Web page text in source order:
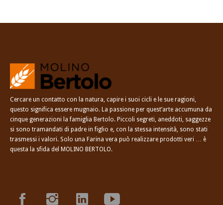
Cercare un contatto con la natura, capire i suoi cicli e le sue ragioni,
questo significa essere mugnaio. La passione per quest’arte accumuna da
cinque generazioni la famiglia Bertolo. Piccoli segreti, aneddoti, saggezze
si sono tramandati di padre in figlio e, con la stessa intensità, sono stati
trasmessi i valori. Solo una Farina vera può realizzare prodotti veri … è
questa la sfida del MOLINO BERTOLO.